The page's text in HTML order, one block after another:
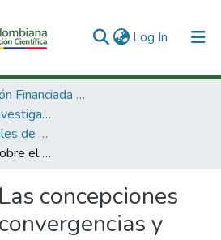
Log In (current)
1. Investigación Financiada con Recursos Públicos
1.1 Productos de investigación
1.1.1. Informes Finales de Proyectos de Investigación
Las concepciones sobre el PEI convergencias y divergencias
Las concepciones
y